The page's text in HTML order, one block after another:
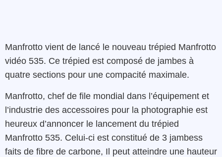
Manfrotto vient de lancé le nouveau trépied Manfrotto
vidéo 535. Ce trépied est composé de jambes à
quatre sections pour une compacité maximale.
Manfrotto, chef de file mondial dans l’équipement et
l’industrie des accessoires pour la photographie est
heureux d’annoncer le lancement du trépied
Manfrotto 535. Celui-ci est constitué de 3 jambess
faits de fibre de carbone, Il peut atteindre une hauteur